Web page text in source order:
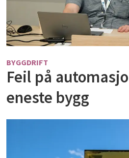
BYGGDRIFT
Feil på
eneste bygg